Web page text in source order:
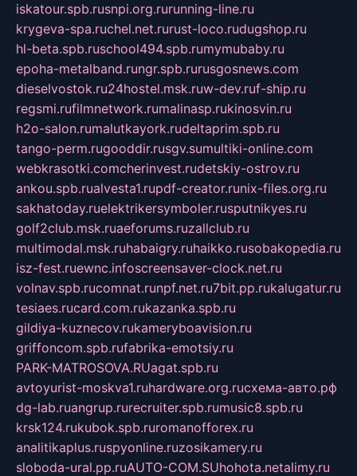
iskatour.spb.rusnpi.org.rurunning-line.ru
krygeva-spa.ruchel.net.rurust-loco.rudugshop.ru
hl-beta.spb.ruschool494.spb.rumymubaby.ru
epoha-metalband.rungr.spb.rurusgosnews.com
dieselvostok.ru24hostel.msk.ruw-dev.ruf-ship.ru
regsmi.rufilmnetwork.rumalinasp.rukinosvin.ru
h2o-salon.rumalutkayork.rudeltaprim.spb.ru
tango-perm.rugooddir.rusgv.sumultiki-online.com
webkrasotki.comcherinvest.rudetskiy-ostrov.ru
ankou.spb.rualvesta1.rupdf-creator.runix-files.org.ru
sakhatoday.ruelektrikersymboler.rusputnikyes.ru
golf2club.msk.ruaeforums.ruzallclub.ru
multimodal.msk.ruhabaigry.ruhaikko.rusobakopedia.ru
isz-fest.ruewnc.infoscreensaver-clock.net.ru
volnav.spb.rucomnat.runpf.net.ru7bit.pp.rukalugatur.ru
tesiaes.rucard.com.rukazanka.spb.ru
gildiya-kuznecov.rukameryboavision.ru
griffoncom.spb.rufabrika-emotsiy.ru
PARK-MATROSOVA.RUagat.spb.ru
avtoyurist-moskva1.ruhardware.org.ruсхема-авто.рф
dg-lab.ruangrup.rurecruiter.spb.rumusic8.spb.ru
krsk124.rukubok.spb.ruromanofforex.ru
analitikaplus.ruspyonline.ruzosikamery.ru
sloboda-ural.pp.ruAUTO-COM.SUhohota.netalimy.ru